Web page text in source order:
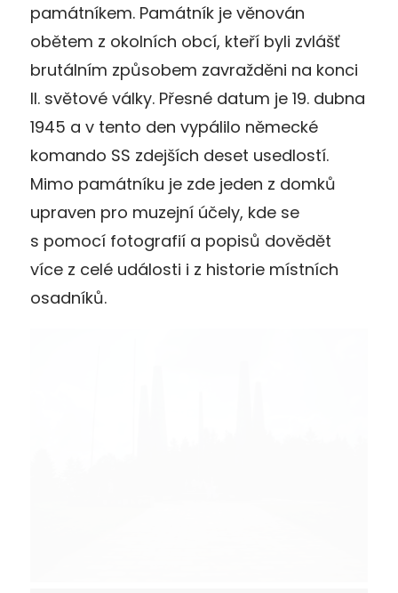
památníkem. Památník je věnován
obětem z okolních obcí, kteří byli zvlášť
brutálním způsobem zavražděni na konci
II. světové války. Přesné datum je 19. dubna
1945 a v tento den vypálilo německé
komando SS zdejších deset usedlostí.
Mimo památníku je zde jeden z domků
upraven pro muzejní účely, kde se
s pomocí fotografií a popisů dovědět
více z celé události i z historie místních
osadníků.